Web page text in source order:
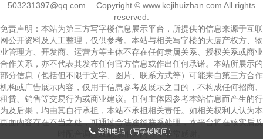
503231397@qq.com
Copyright © www.kejihuizhan.com All rights
reserved.
免责声明：本站为第三方写字楼信息展示平台，所提供的信息来源于互联
网公开资料及人工整理，仅供参考。本站与相关写字楼的大厦产权方、物
业管理方、开发商、运营方等主体不存在任何隶属关系、授权关系或商业
合作关系，亦不代表其发布任何官方信息或作出任何承诺。本站所展示的
部分信息（包括但不限于文字、图片、联系方式等）可能来自第三方合作
机构或广告展示内容，仅用于信息参考及展示之目的，不构成任何招商、
租赁、销售等交易行为或商业建议。任何主体因参考本站信息而产生的行
为及后果，均由其自行承担，本站不承担相关责任。如相关权利人认为本
页面内容存在不当之处，可通过合法途径联系处理，本平台将在核实后及
时配合调整或删除相关内容，非常感谢。
咨询电话（写字楼顾问）